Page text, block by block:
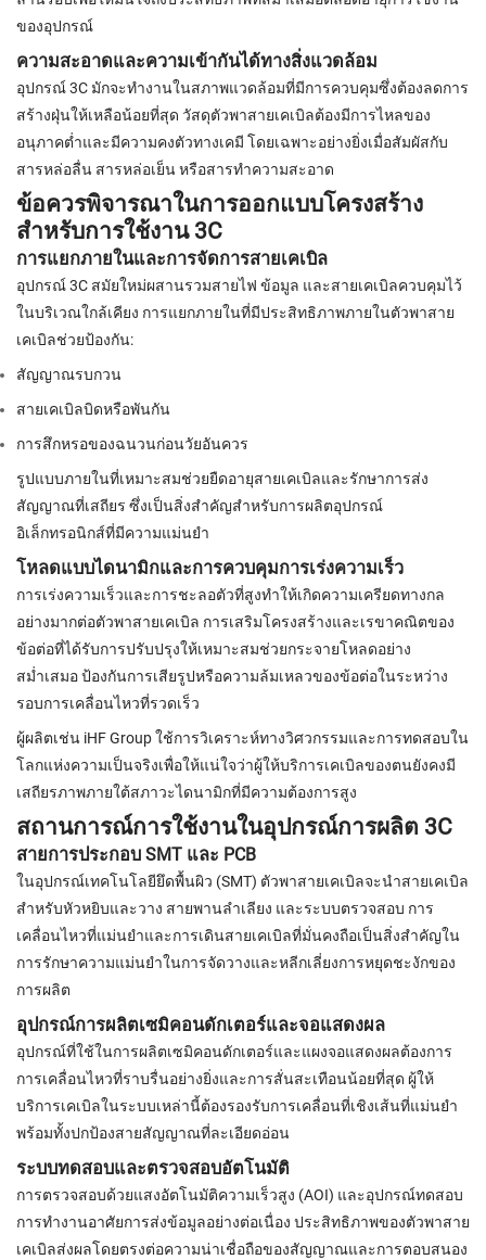
ของอุปกรณ์
ความสะอาดและความเข้ากันได้ทางสิ่งแวดล้อม
อุปกรณ์ 3C มักจะทำงานในสภาพแวดล้อมที่มีการควบคุมซึ่งต้องลดการ
สร้างฝุ่นให้เหลือน้อยที่สุด วัสดุตัวพาสายเคเบิลต้องมีการไหลของ
อนุภาคต่ำและมีความคงตัวทางเคมี โดยเฉพาะอย่างยิ่งเมื่อสัมผัสกับ
สารหล่อลื่น สารหล่อเย็น หรือสารทำความสะอาด
ข้อควรพิจารณาในการออกแบบโครงสร้าง
สำหรับการใช้งาน 3C
การแยกภายในและการจัดการสายเคเบิล
อุปกรณ์ 3C สมัยใหม่ผสานรวมสายไฟ ข้อมูล และสายเคเบิลควบคุมไว้
ในบริเวณใกล้เคียง การแยกภายในที่มีประสิทธิภาพภายในตัวพาสาย
เคเบิลช่วยป้องกัน:
สัญญาณรบกวน
สายเคเบิลบิดหรือพันกัน
การสึกหรอของฉนวนก่อนวัยอันควร
รูปแบบภายในที่เหมาะสมช่วยยืดอายุสายเคเบิลและรักษาการส่ง
สัญญาณที่เสถียร ซึ่งเป็นสิ่งสำคัญสำหรับการผลิตอุปกรณ์
อิเล็กทรอนิกส์ที่มีความแม่นยำ
โหลดแบบไดนามิกและการควบคุมการเร่งความเร็ว
การเร่งความเร็วและการชะลอตัวที่สูงทำให้เกิดความเครียดทางกล
อย่างมากต่อตัวพาสายเคเบิล การเสริมโครงสร้างและเรขาคณิตของ
ข้อต่อที่ได้รับการปรับปรุงให้เหมาะสมช่วยกระจายโหลดอย่าง
สม่ำเสมอ ป้องกันการเสียรูปหรือความล้มเหลวของข้อต่อในระหว่าง
รอบการเคลื่อนไหวที่รวดเร็ว
ผู้ผลิตเช่น iHF Group ใช้การวิเคราะห์ทางวิศวกรรมและการทดสอบใน
โลกแห่งความเป็นจริงเพื่อให้แน่ใจว่าผู้ให้บริการเคเบิลของตนยังคงมี
เสถียรภาพภายใต้สภาวะไดนามิกที่มีความต้องการสูง
สถานการณ์การใช้งานในอุปกรณ์การผลิต 3C
สายการประกอบ SMT และ PCB
ในอุปกรณ์เทคโนโลยียึดพื้นผิว (SMT) ตัวพาสายเคเบิลจะนำสายเคเบิล
สำหรับหัวหยิบและวาง สายพานลำเลียง และระบบตรวจสอบ การ
เคลื่อนไหวที่แม่นยำและการเดินสายเคเบิลที่มั่นคงถือเป็นสิ่งสำคัญใน
การรักษาความแม่นยำในการจัดวางและหลีกเลี่ยงการหยุดชะงักของ
การผลิต
อุปกรณ์การผลิตเซมิคอนดักเตอร์และจอแสดงผล
อุปกรณ์ที่ใช้ในการผลิตเซมิคอนดักเตอร์และแผงจอแสดงผลต้องการ
การเคลื่อนไหวที่ราบรื่นอย่างยิ่งและการสั่นสะเทือนน้อยที่สุด ผู้ให้
บริการเคเบิลในระบบเหล่านี้ต้องรองรับการเคลื่อนที่เชิงเส้นที่แม่นยำ
พร้อมทั้งปกป้องสายสัญญาณที่ละเอียดอ่อน
ระบบทดสอบและตรวจสอบอัตโนมัติ
การตรวจสอบด้วยแสงอัตโนมัติความเร็วสูง (AOI) และอุปกรณ์ทดสอบ
การทำงานอาศัยการส่งข้อมูลอย่างต่อเนื่อง ประสิทธิภาพของตัวพาสาย
เคเบิลส่งผลโดยตรงต่อความน่าเชื่อถือของสัญญาณและการตอบสนอง